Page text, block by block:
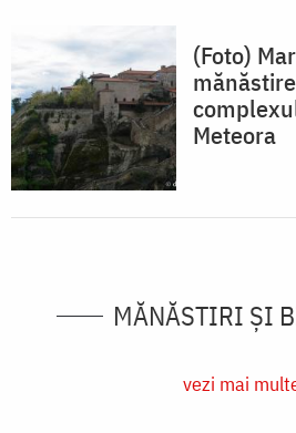
(Foto)
Meteora
MĂNĂSTIRI ȘI
vezi mai